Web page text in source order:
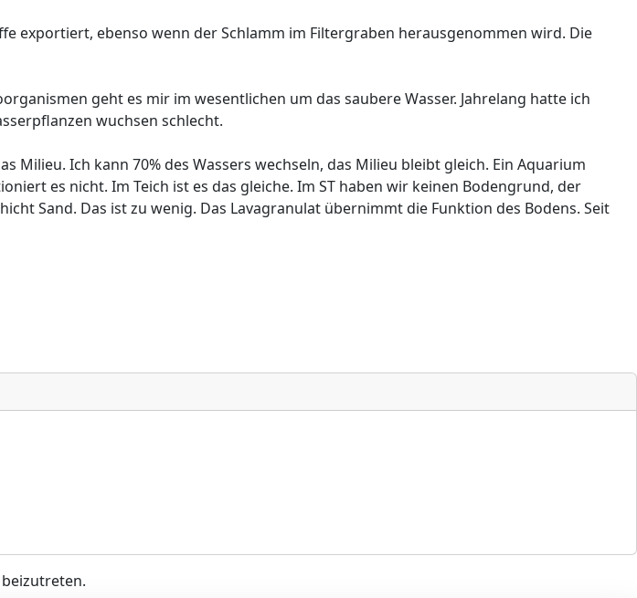
exportiert, ebenso wenn der Schlamm im Filtergraben herausgenommen wird. Die
geht es mir im wesentlichen um das saubere Wasser. Jahrelang hatte ich
wuchsen schlecht.
Milieu. Ich kann 70% des Wassers wechseln, das Milieu bleibt gleich. Ein Aquarium
es nicht. Im Teich ist es das gleiche. Im ST haben wir keinen Bodengrund, der
Sand. Das ist zu wenig. Das Lavagranulat übernimmt die Funktion des Bodens. Seit